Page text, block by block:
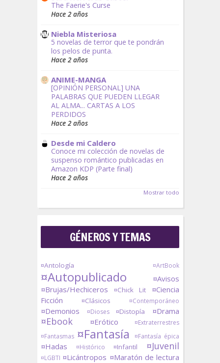
The Faerie's Curse
Hace 2 años
Niebla Misteriosa
5 novelas de terror que te pondrán
los pelos de punta.
Hace 2 años
ANIME-MANGA
[OPINIÓN PERSONAL] UNA
PALABRAS QUE PUEDEN LLEGAR
AL ALMA... CARTAS A LOS
PERDIDOS
Hace 2 años
Desde mi Caldero
Conoce mi colección de novelas de
suspenso romántico publicadas en
Amazon KDP (Parte final)
Hace 2 años
Mostrar todo
GÉNEROS Y TEMAS
¤Antología ¤ArtBook
¤Autopublicado
¤Avisos
¤Brujas/Hechiceros
¤Chick Lit
¤Ciencia
Ficción
¤Clásicos ¤Contemporáneo
¤Demonios ¤Dioses ¤Distopía ¤Drama
¤Ebook ¤Erótico
¤Extraterrestres
¤Fantasmas ¤Fantasía ¤Fantasía épica
¤Hadas ¤Histórico ¤Infantil ¤Juvenil
¤LGBTI ¤Licántropos ¤Maratón de lectura